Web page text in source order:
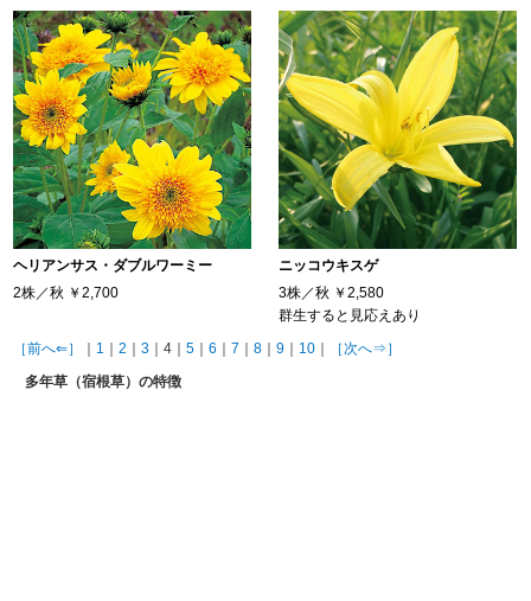
ヘリアンサス・ダブルワーミー
2株／秋 ￥2,700
ニッコウキスゲ
3株／秋 ￥2,580
群生すると見応えあり
［前へ⇐］
1 ｜2 ｜3 ｜4｜5 ｜6 ｜7 ｜8 ｜9 10
［次へ⇒］
多年草（宿根草）の特徴